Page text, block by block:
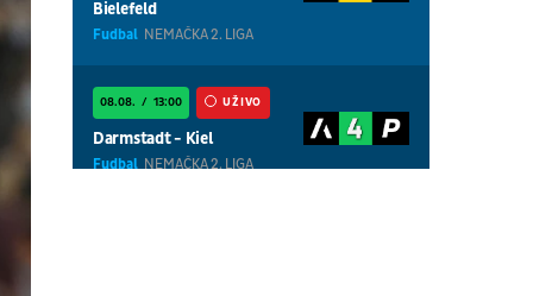
Bielefeld
Fudbal NEMAČKA 2. LIGA
08.08. 13:00 UŽIVO
Darmstadt - Kiel
Fudbal NEMAČKA 2. LIGA